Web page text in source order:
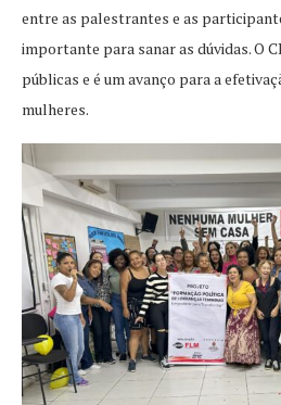
entre as palestrantes e as
importante para sanar as dúvidas. O
públicas e é um avanço para a
mulheres.